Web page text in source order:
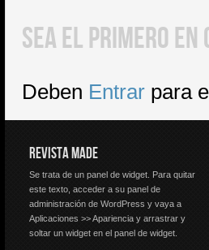
SEA EL PRIMERO EN
Deben Entrar para
REVISTA MADE
Se trata de un panel de widget. Para quitar
este texto, acceder a su panel de
administración de WordPress y vaya a
Aplicaciones >> Apariencia y arrastrar y
soltar un widget en el panel de widget.